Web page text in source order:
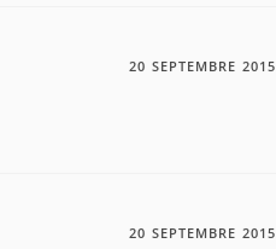
20 SEPTEMBRE 2015
20 SEPTEMBRE 2015